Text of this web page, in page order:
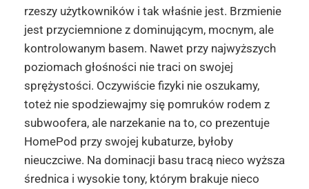
rzeszy użytkowników i tak właśnie jest. Brzmienie
jest przyciemnione z dominującym, mocnym, ale
kontrolowanym basem. Nawet przy najwyższych
poziomach głośności nie traci on swojej
sprężystości. Oczywiście fizyki nie oszukamy,
toteż nie spodziewajmy się pomruków rodem z
subwoofera, ale narzekanie na to, co prezentuje
HomePod przy swojej kubaturze, byłoby
nieuczciwe. Na dominacji basu tracą nieco wyższa
średnica i wysokie tony, którym brakuje nieco